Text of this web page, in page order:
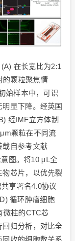
在长宽比为2:1
的颗粒聚焦情
始样本中，可识
显下降。经英国
经IMF立方体制
颗粒在不同流
载自参考文献
图。将10 μL全
物芯片，以优先裂
享署名4.0协议
循环肿瘤细胞
微柱的CTC芯
回归分析，对比全